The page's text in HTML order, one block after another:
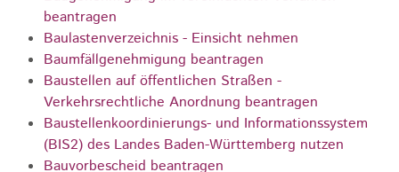
beantragen
Baulastenverzeichnis - Einsicht nehmen
Baumfällgenehmigung beantragen
Baustellen auf öffentlichen Straßen -
Verkehrsrechtliche Anordnung beantragen
Baustellenkoordinierungs- und Informationssystem
(BIS2) des Landes Baden-Württemberg nutzen
Bauvorbescheid beantragen